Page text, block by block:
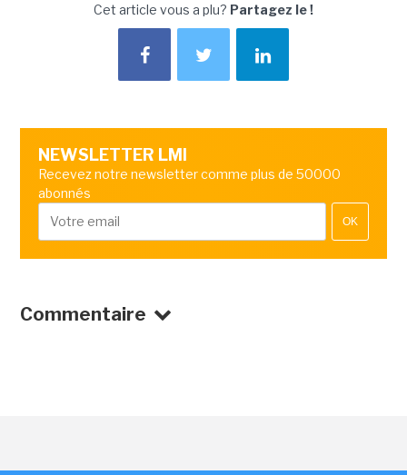
Cet article vous a plu? Partagez le !
NEWSLETTER LMI
Recevez notre newsletter comme plus de 50000
abonnés
OK
Commentaire